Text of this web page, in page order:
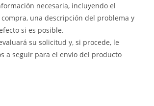
necesaria, incluyendo el
una descripción del problema y
si es posible.
su solicitud y, si procede, le
a seguir para el envío del producto